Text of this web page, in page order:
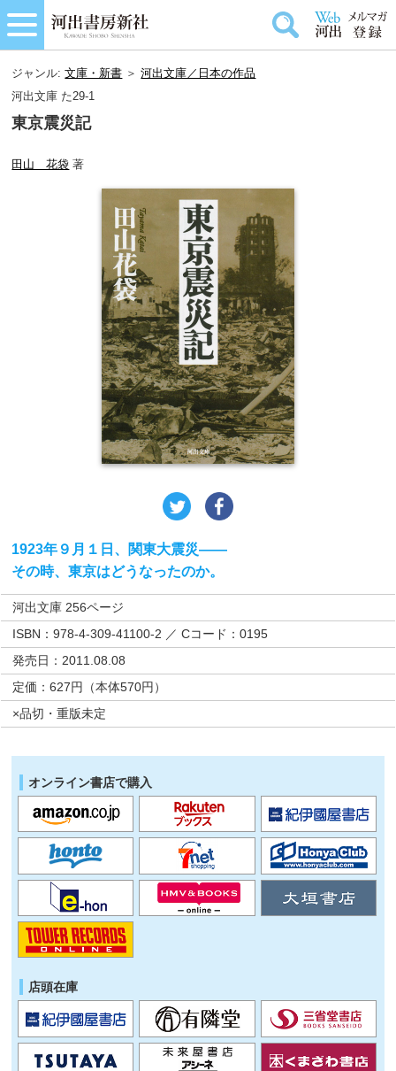
ジャンル:文庫・新書 ＞河出文庫／日本の作品
河出文庫 た29-1
東京震災記
田山 花袋 著
1923年９月１日、関東大震災――
その時、東京はどうなったのか。
河出文庫 256ページ
ISBN：978-4-309-41100-2 ／ Cコード：0195
発売日：2011.08.08
定価：627円（本体570円）
×品切・重版未定
オンライン書店で購入
店頭在庫